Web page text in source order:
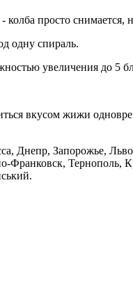
просто снимается,
одну спираль.
увеличения до 5
вкусом жижи
Днепр, Запорожье,
Тернополь,